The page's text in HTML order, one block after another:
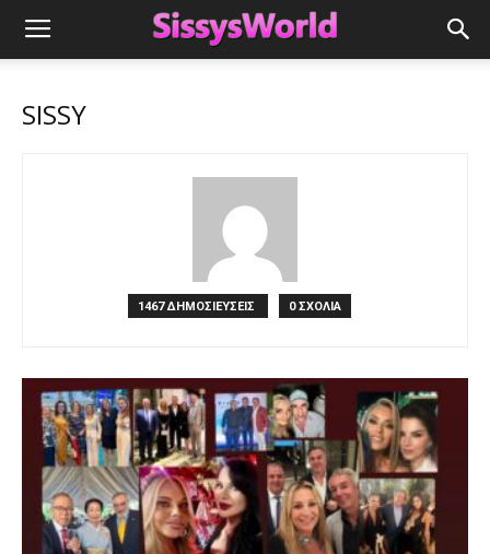
SISSY
1467 ΔΗΜΟΣΙΕΥΣΕΙΣ 0 ΣΧΟΛΙΑ